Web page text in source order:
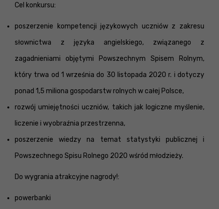
Cel konkursu:
poszerzenie kompetencji językowych uczniów z zakresu
słownictwa z języka angielskiego, związanego z
zagadnieniami objętymi Powszechnym Spisem Rolnym,
który trwa od 1 września do 30 listopada 2020 r. i dotyczy
ponad 1,5 miliona gospodarstw rolnych w całej Polsce,
rozwój umiejętności uczniów, takich jak logiczne myślenie,
liczenie i wyobraźnia przestrzenna,
poszerzenie wiedzy na temat statystyki publicznej i
Powszechnego Spisu Rolnego 2020 wśród młodzieży.
Do wygrania atrakcyjne nagrody!:
powerbanki